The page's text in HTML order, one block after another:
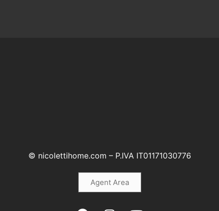
© nicolettihome.com – P.IVA IT01171030776
Agent Area